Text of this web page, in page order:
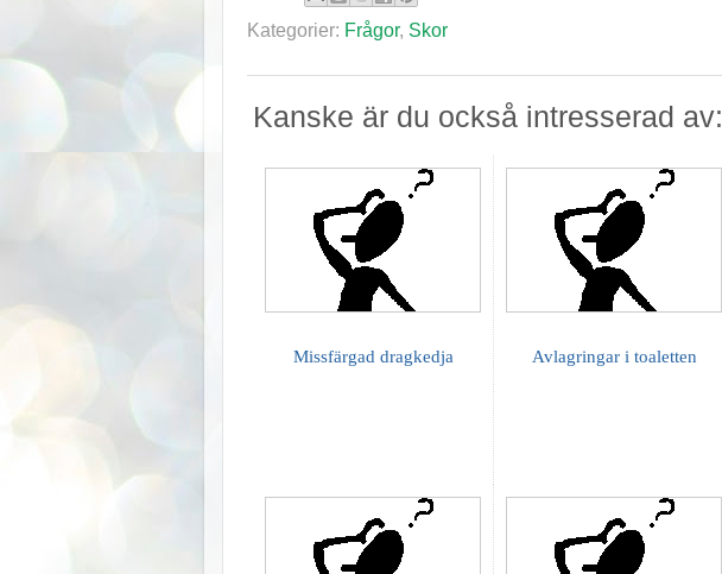
Kategorier: Frågor, Skor
Kanske är du också intresserad av:
Missfärgad dragkedja Avlagringar i toaletten